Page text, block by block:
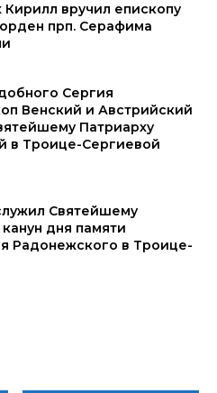
вручил епископу
прп. Серафима
Сергия
Венский и Австрийский
Патриарху
в Троице-Сергиевой
Святейшему
дня памяти
Радонежского в Троице-